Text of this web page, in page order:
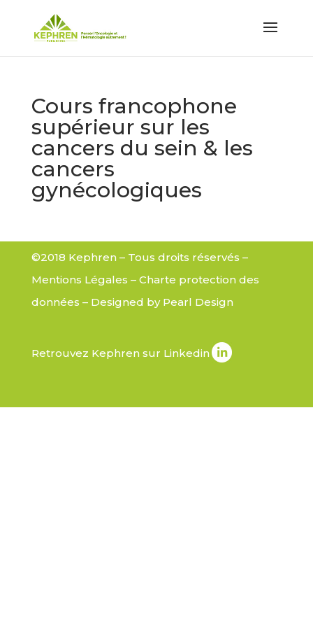
Cours francophone
supérieur sur les
cancers du sein & les
cancers
gynécologiques
©2018 Kephren – Tous droits réservés –
Mentions Légales – Charte protection des
données – Designed by Pearl Design
Retrouvez Kephren sur Linkedin